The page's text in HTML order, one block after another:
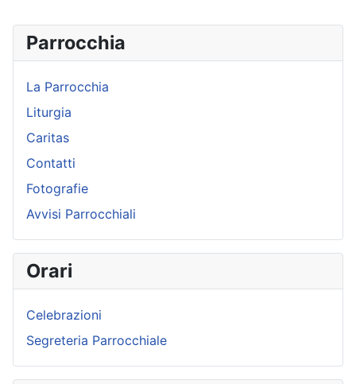
Parrocchia
La Parrocchia
Liturgia
Caritas
Contatti
Fotografie
Avvisi Parrocchiali
Orari
Celebrazioni
Segreteria Parrocchiale